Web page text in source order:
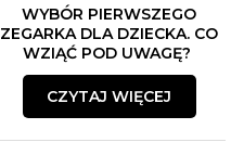
WYBÓR PIERWSZEGO
ZEGARKA DLA DZIECKA. CO
WZIĄĆ POD UWAGĘ?
CZYTAJ WIĘCEJ